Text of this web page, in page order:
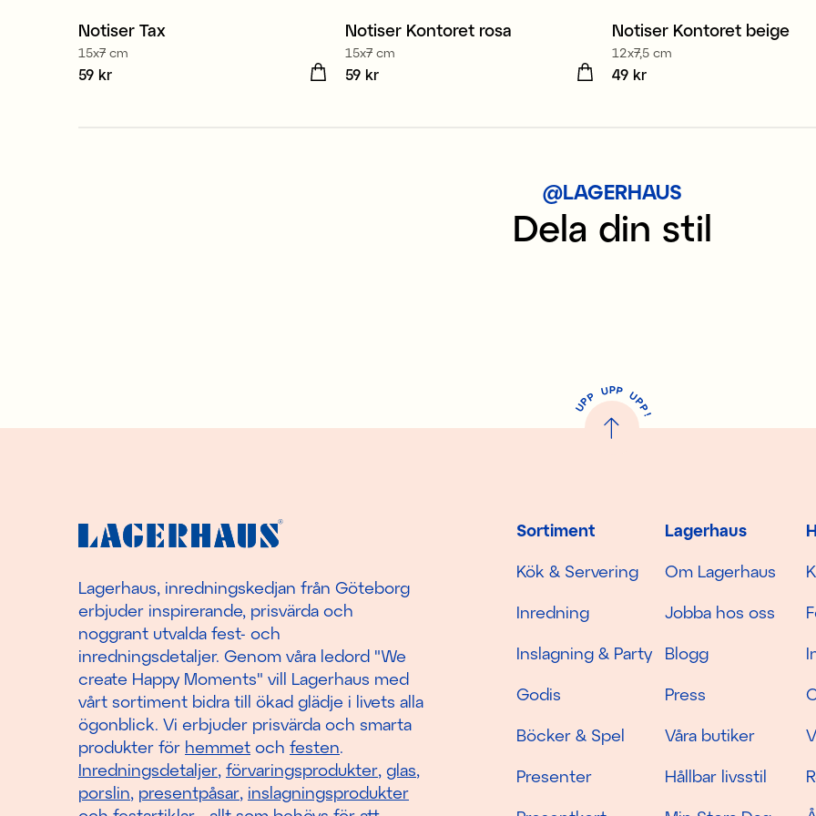
Nyhet
Notiser Tax
15x7 cm
Pris:
59 kr
Nyhet
Notiser Kontoret rosa
15x7 cm
Pris:
59 kr
Nyhet
Notiser Kontoret beige
12x7,5 cm
Pris:
49 kr
@LAGERHAUS
Dela din stil
U
P
P UPP UP
P
!
Sortiment
Kök & Servering
Inredning
Inslagning & Party
Godis
Böcker & Spel
Presenter
Lagerhaus
Om Lagerhaus
Jobba hos oss
Blogg
Press
Våra butiker
Hållbar livsstil
Lagerhaus, inredningskedjan från Göteborg
erbjuder inspirerande, prisvärda och
noggrant utvalda fest- och
inredningsdetaljer. Genom våra ledord "We
create Happy Moments" vill Lagerhaus med
vårt sortiment bidra till ökad glädje i livets alla
ögonblick. Vi erbjuder prisvärda och smarta
produkter för hemmet och festen.
Inredningsdetaljer, förvaringsprodukter, glas,
porslin, presentpåsar, inslagningsprodukter